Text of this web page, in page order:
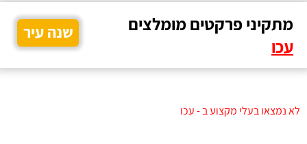
מתקיני פרקטים מומלצים
עכו
שנה עיר
לא נמצאו בעלי מקצוע ב - עכו